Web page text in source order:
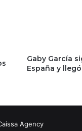
Gaby García
España y
Agency